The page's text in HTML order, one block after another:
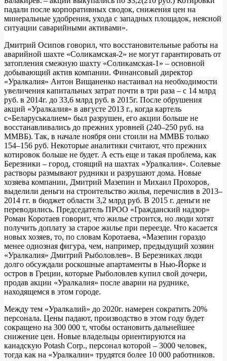
падали после корпоративных сводок, снижения цен на
минеральные удобрения, ухода с западных площадок, неясной
ситуации саварийными активами».
Дмитрий Осипов говорил, что восстановительные работы на
аварийной шахте «Соликамская‑2» не могут гарантировать от
затопления смежную шахту «Соликамская‑1» – основной
добывающий актив компании. Финансовый директор
«Уралкалия» Антон Вищаненко настаивал на необходимости
увеличения капитальных затрат почти в три раза – с 14 млрд
руб. в 2014г. до 33,6 млрд руб. в 2015г. После обрушения
акций «Уралкалия» в августе 2013 г., когда картель
с«Беларуськалием» был разрушен, его акции больше не
восстанавливались до прежних уровней (240–250 руб. на
ММВБ). Так, в начале ноября они стоили на ММВБ только
154–156 руб. Некоторые аналитики считают, что прежних
котировок больше не будет. А есть еще и такая проблема, как
Березники – город, стоящий на шахтах «Уралкалия». Солевые
растворы размывают рудники и разрушают дома. Новые
хозяева компании, Дмитрий Мазепин и Михаил Прохоров,
выделили деньги на строительство жилья, перечислив в 2013–
2014 гг. в бюджет области 3,2 млрд руб. В 2015 г. деньги не
переводились. Председатель ПРОО «Гражданский надзор»
Роман Коротаев говорит, что жилье строится, но люди хотят
получить доплату за старое жилье при переезде. Что касается
новых хозяев, то, по словам Коротаева, «Мазепин гораздо
менее одиозная фигура, чем, например, предыдущий хозяин
«Уралкалия» Дмитрий Рыболовлев». В Березниках люди
долго обсуждали роскошные апартаменты в Нью-Йорке и
остров в Греции, которые Рыболовлев купил свой дочери,
продав акции «Уралкалия» после аварии на руднике,
находящемся в этом городе.
Между тем «Уралкалий» до 2020г. намерен сократить 20%
персонала. Цены падают, производство в этом году будет
сокращено на 300 000 т, чтобы остановить дальнейшее
снижение цен. Новые владельцы ориентируются на
канадскую Potash Corp., персонал которой – 3000 человек,
тогда как на «Уралкалии» трудятся более 10 000 работников.